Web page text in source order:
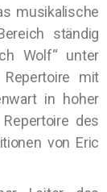
musikalische
ständig
Wolf“ unter
mit
in hoher
des
von Eric